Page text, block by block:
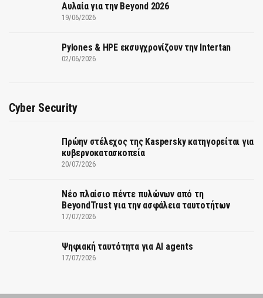
Αυλαία για την Beyond 2026
19/06/2026
Pylones & HPE εκσυγχρονίζουν την Intertan
02/06/2026
Cyber Security
Πρώην στέλεχος της Kaspersky κατηγορείται για
κυβερνοκατασκοπεία
20/07/2026
Νέο πλαίσιο πέντε πυλώνων από τη
BeyondTrust για την ασφάλεια ταυτοτήτων
17/07/2026
Ψηφιακή ταυτότητα για AI agents
17/07/2026